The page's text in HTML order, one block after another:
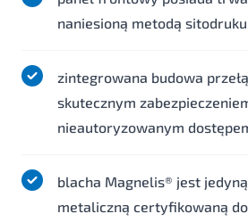
naniesioną metodą
zintegrowana budowa
skutecznym
nieautoryzowanym
blacha Magnelis® jest
metaliczną certyfikowaną